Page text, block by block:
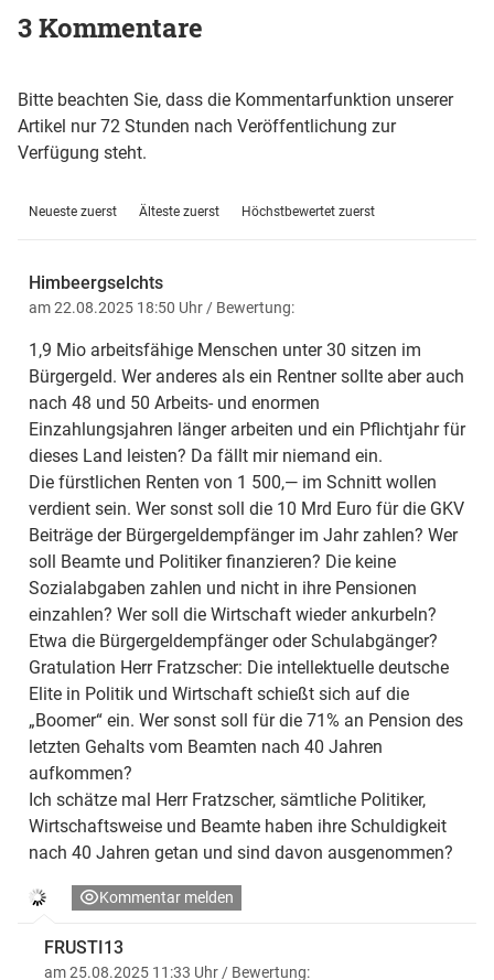
3 Kommentare
Bitte beachten Sie, dass die Kommentarfunktion unserer
Artikel nur 72 Stunden nach Veröffentlichung zur
Verfügung steht.
Neueste zuerst Älteste zuerst Höchstbewertet zuerst
Himbeergselchts
am 22.08.2025 18:50 Uhr / Bewertung:
1,9 Mio arbeitsfähige Menschen unter 30 sitzen im
Bürgergeld. Wer anderes als ein Rentner sollte aber auch
nach 48 und 50 Arbeits- und enormen
Einzahlungsjahren länger arbeiten und ein Pflichtjahr für
dieses Land leisten? Da fällt mir niemand ein.
Die fürstlichen Renten von 1 500,— im Schnitt wollen
verdient sein. Wer sonst soll die 10 Mrd Euro für die GKV
Beiträge der Bürgergeldempfänger im Jahr zahlen? Wer
soll Beamte und Politiker finanzieren? Die keine
Sozialabgaben zahlen und nicht in ihre Pensionen
einzahlen? Wer soll die Wirtschaft wieder ankurbeln?
Etwa die Bürgergeldempfänger oder Schulabgänger?
Gratulation Herr Fratzscher: Die intellektuelle deutsche
Elite in Politik und Wirtschaft schießt sich auf die
„Boomer“ ein. Wer sonst soll für die 71% an Pension des
letzten Gehalts vom Beamten nach 40 Jahren
aufkommen?
Ich schätze mal Herr Fratzscher, sämtliche Politiker,
Wirtschaftsweise und Beamte haben ihre Schuldigkeit
nach 40 Jahren getan und sind davon ausgenommen?
Kommentar melden
FRUSTI13
am 25.08.2025 11:33 Uhr / Bewertung: